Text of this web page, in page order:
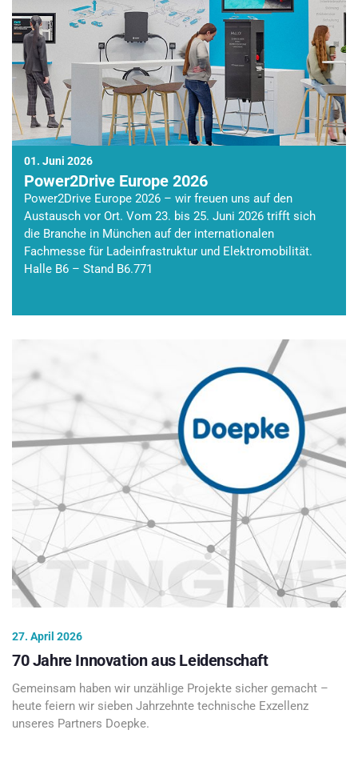
01. Juni 2026
Power2Drive Europe 2026
Power2Drive Europe 2026 – wir freuen uns auf den
Austausch vor Ort. Vom 23. bis 25. Juni 2026 trifft sich
die Branche in München auf der internationalen
Fachmesse für Ladeinfrastruktur und Elektromobilität.
Halle B6 – Stand B6.771
27. April 2026
70 Jahre Innovation aus Leidenschaft
Gemeinsam haben wir unzählige Projekte sicher gemacht –
heute feiern wir sieben Jahrzehnte technische Exzellenz
unseres Partners Doepke.